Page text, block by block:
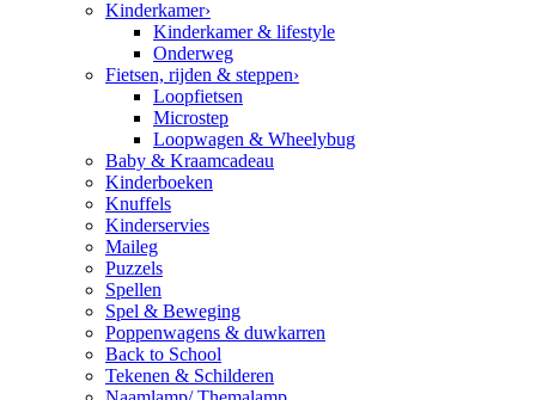
Kinderkamer›
Kinderkamer & lifestyle
Onderweg
Fietsen, rijden & steppen›
Loopfietsen
Microstep
Loopwagen & Wheelybug
Baby & Kraamcadeau
Kinderboeken
Knuffels
Kinderservies
Maileg
Puzzels
Spellen
Spel & Beweging
Poppenwagens & duwkarren
Back to School
Tekenen & Schilderen